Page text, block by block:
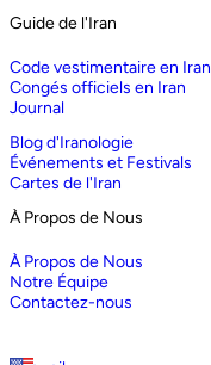
Guide de l'Iran
Code vestimentaire en Iran
Congés officiels en Iran
Journal
Blog d'Iranologie
Événements et Festivals
Cartes de l'Iran
À Propos de Nous
À Propos de Nous
Notre Équipe
Contactez-nous